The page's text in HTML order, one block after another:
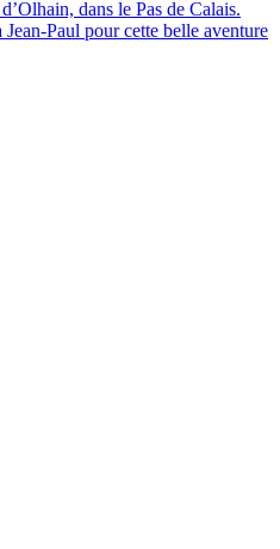
dans le Pas de Calais.
Paul pour cette belle aventure